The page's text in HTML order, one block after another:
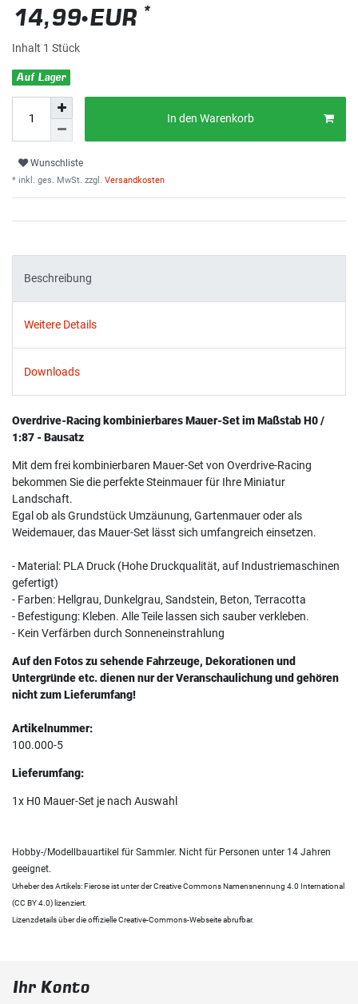
14,99 EUR *
Inhalt 1 Stück
Auf Lager
In den Warenkorb
Wunschliste
* inkl. ges. MwSt. zzgl. Versandkosten
Beschreibung
Weitere Details
Downloads
Overdrive-Racing kombinierbares Mauer-Set im Maßstab H0 /
1:87 - Bausatz
Mit dem frei kombinierbaren Mauer-Set von Overdrive-Racing
bekommen Sie die perfekte Steinmauer für Ihre Miniatur
Landschaft.
Egal ob als Grundstück Umzäunung, Gartenmauer oder als
Weidemauer, das Mauer-Set lässt sich umfangreich einsetzen.
- Material: PLA Druck (Hohe Druckqualität, auf Industriemaschinen
gefertigt)
- Farben: Hellgrau, Dunkelgrau, Sandstein, Beton, Terracotta
- Befestigung: Kleben. Alle Teile lassen sich sauber verkleben.
- Kein Verfärben durch Sonneneinstrahlung
Auf den Fotos zu sehende Fahrzeuge, Dekorationen und
Untergründe etc. dienen nur der Veranschaulichung und gehören
nicht zum Lieferumfang!
Artikelnummer:
100.000-5
Lieferumfang:
1x H0 Mauer-Set je nach Auswahl
Hobby-/Modellbauartikel für Sammler. Nicht für Personen unter 14 Jahren
geeignet.
Urheber des Artikels: Fierose ist unter der Creative Commons Namensnennung 4.0 International
(CC BY 4.0) lizenziert.
Lizenzdetails über die offizielle Creative-Commons-Webseite abrufbar.
Ihr Konto